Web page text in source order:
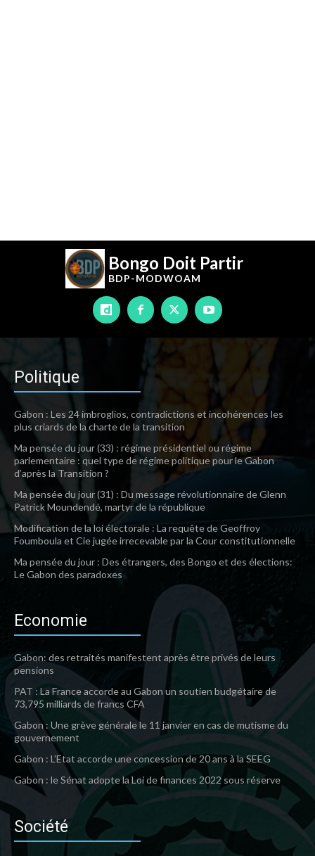
Bongo Doit Partir
BDP-MODWOAM
Politique
Gabon : Les 24 imbroglios, contradictions et incohérences les
plus criards de la charte de la transition
Ma pensée du jour (33) : régime présidentiel ou régime
parlementaire : quel type de régime politique pour le Gabon
d’après la Transition ?
Ma pensée du jour (31) : Du message révolutionnaire de Glenn
Patrick Moundendé, martyr de la république
Modification de la loi électorale : La requête de Geoffroy
Foumboula et Cie jugée irrecevable par la Cour constitutionnelle
Ma pensée du jour : Des étrangers, des Bongo et des élections:
Le Gabon des paradoxes
Economie
Gabon: des retraités manifestent après être privés de leurs
pensions
PAT : La France accorde au Gabon un soutien budgétaire de
73,795 milliards de francs CFA
Gabon : Une grève générale le 11 janvier en cas de mutisme du
gouvernement
Gabon : L’Etat accorde une concession de 20 ans à la SEEG
Gabon : le Sénat adopte la Loi de finances 2022 sous réserve
Société